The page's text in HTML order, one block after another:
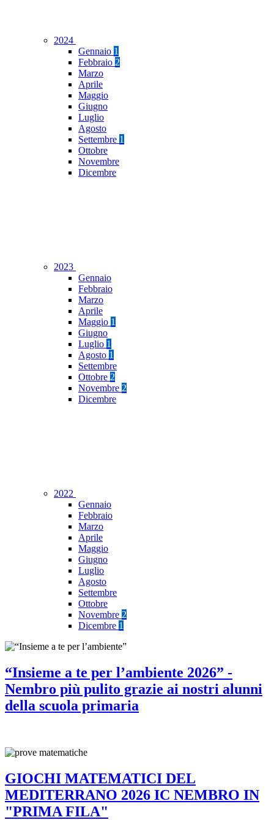
2024
Gennaio 1
Febbraio 2
Marzo
Aprile
Maggio
Giugno
Luglio
Agosto
Settembre 1
Ottobre
Novembre
Dicembre
2023
Gennaio
Febbraio
Marzo
Aprile
Maggio 1
Giugno
Luglio 1
Agosto 1
Settembre
Ottobre 2
Novembre 2
Dicembre
2022
Gennaio
Febbraio
Marzo
Aprile
Maggio
Giugno
Luglio
Agosto
Settembre
Ottobre
Novembre 2
Dicembre 1
“Insieme a te per l’ambiente 2026” -
Nembro più pulito grazie ai nostri alunni
della scuola primaria
GIOCHI MATEMATICI DEL
MEDITERRANO 2026 IC NEMBRO IN
"PRIMA FILA"